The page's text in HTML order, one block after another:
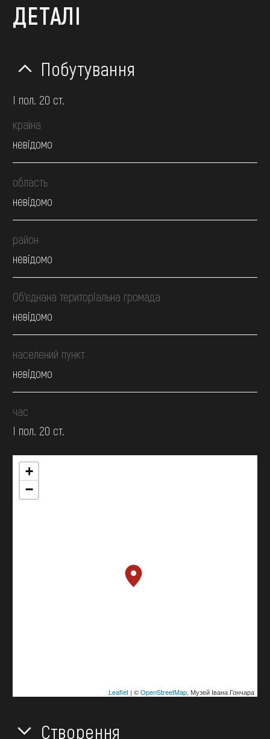
ДЕТАЛІ
Побутування
І пол. 20 ст.
країна
невідомо
область
невідомо
район
невідомо
Об’єднана територіальна громада
невідомо
населений пункт
невідомо
час
І пол. 20 ст.
+
−
Leaflet| ©OpenStreetMap, Музей Івана Гончара
Створення